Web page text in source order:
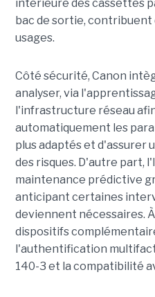
intérieure des cassettes
bac de sortie,
usages.
Côté sécurité, Canon
analyser, via
l'infrastructure réseau
automatiquement les
plus adaptés et d'assurer
des risques. D'autre part,
maintenance prédictive
anticipant certaines
deviennent nécessaires.
dispositifs
l'authentification
140-3 et la compatibilité